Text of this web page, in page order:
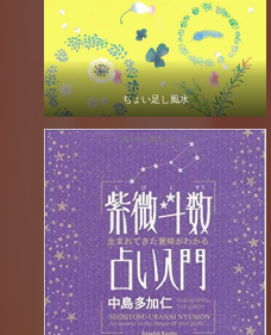
ちょい足し風水